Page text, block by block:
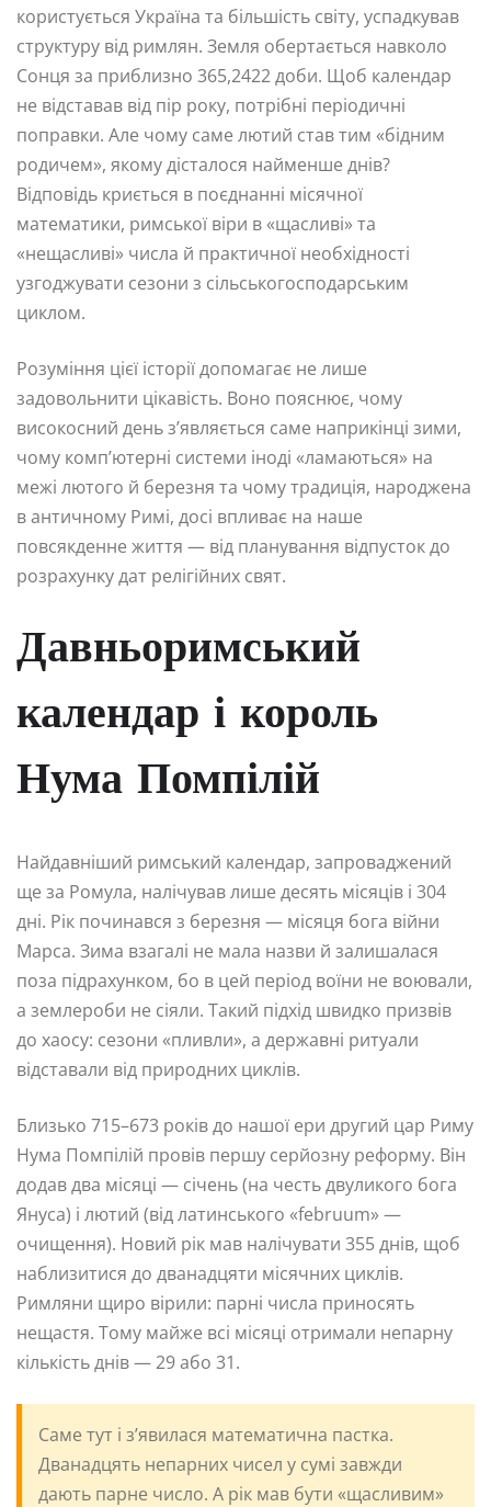
користується Україна та більшість світу, успадкував
структуру від римлян. Земля обертається навколо
Сонця за приблизно 365,2422 доби. Щоб календар
не відставав від пір року, потрібні періодичні
поправки. Але чому саме лютий став тим «бідним
родичем», якому дісталося найменше днів?
Відповідь криється в поєднанні місячної
математики, римської віри в «щасливі» та
«нещасливі» числа й практичної необхідності
узгоджувати сезони з сільськогосподарським
циклом.
Розуміння цієї історії допомагає не лише
задовольнити цікавість. Воно пояснює, чому
високосний день з’являється саме наприкінці зими,
чому комп’ютерні системи іноді «ламаються» на
межі лютого й березня та чому традиція, народжена
в античному Римі, досі впливає на наше
повсякденне життя — від планування відпусток до
розрахунку дат релігійних свят.
Давньоримський
календар і король
Нума Помпілій
Найдавніший римський календар, запроваджений
ще за Ромула, налічував лише десять місяців і 304
дні. Рік починався з березня — місяця бога війни
Марса. Зима взагалі не мала назви й залишалася
поза підрахунком, бо в цей період воїни не воювали,
а землероби не сіяли. Такий підхід швидко призвів
до хаосу: сезони «пливли», а державні ритуали
відставали від природних циклів.
Близько 715–673 років до нашої ери другий цар Риму
Нума Помпілій провів першу серйозну реформу. Він
додав два місяці — січень (на честь двуликого бога
Януса) і лютий (від латинського «februum» —
очищення). Новий рік мав налічувати 355 днів, щоб
наблизитися до дванадцяти місячних циклів.
Римляни щиро вірили: парні числа приносять
нещастя. Тому майже всі місяці отримали непарну
кількість днів — 29 або 31.
Саме тут і з’явилася математична пастка.
Дванадцять непарних чисел у сумі завжди
дають парне число. А рік мав бути «щасливим»